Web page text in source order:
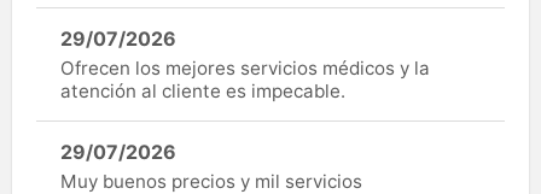
29/07/2026
Ofrecen los mejores servicios médicos y la
atención al cliente es impecable.
29/07/2026
Muy buenos precios y mil servicios